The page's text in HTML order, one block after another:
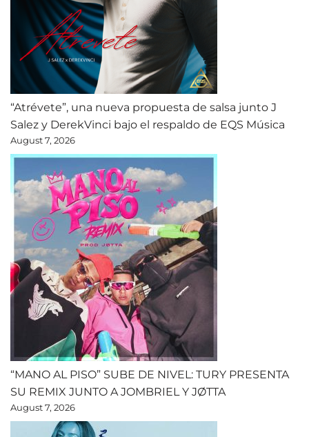
“Atrévete”, una nueva propuesta de salsa junto J
Salez y DerekVinci bajo el respaldo de EQS Música
August 7, 2026
“MANO AL PISO” SUBE DE NIVEL: TURY PRESENTA
SU REMIX JUNTO A JOMBRIEL Y JØTTA
August 7, 2026